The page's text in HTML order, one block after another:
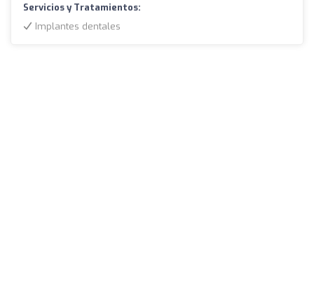
Servicios y Tratamientos:
Implantes dentales